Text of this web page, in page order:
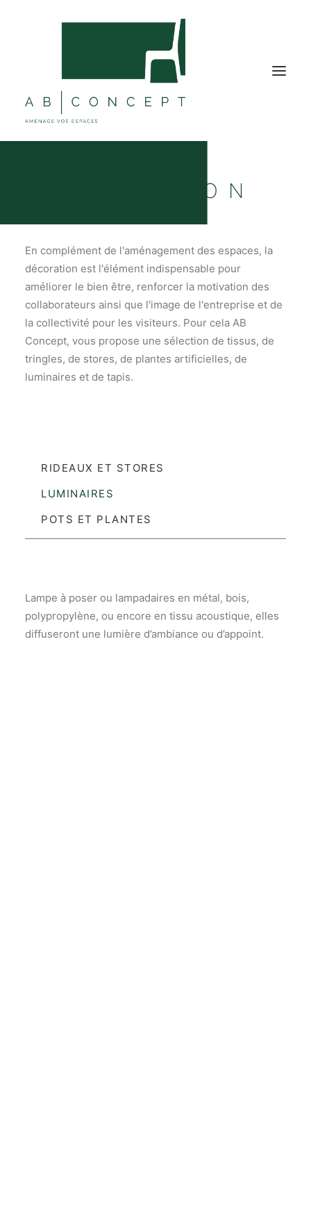
ÉTABLISSEMENTS TOURISTIQUES
SOLUTIONS ACOUSTIQUES
DÉCORATIONS
NOS RÉALISATIONS
CONTACTEZ-NOUS
DÉCORATION
En complément de l'aménagement des espaces, la
décoration est l'élément indispensable pour
améliorer le bien être, renforcer la motivation des
collaborateurs ainsi que l'image de l'entreprise et de
la collectivité pour les visiteurs. Pour cela AB
Concept, vous propose une sélection de tissus, de
tringles, de stores, de plantes artificielles, de
luminaires et de tapis.
RIDEAUX ET STORES
LUMINAIRES
POTS ET PLANTES
Lampe à poser ou lampadaires en métal, bois,
polypropylène, ou encore en tissu acoustique, elles
diffuseront une lumière d’ambiance ou d’appoint.